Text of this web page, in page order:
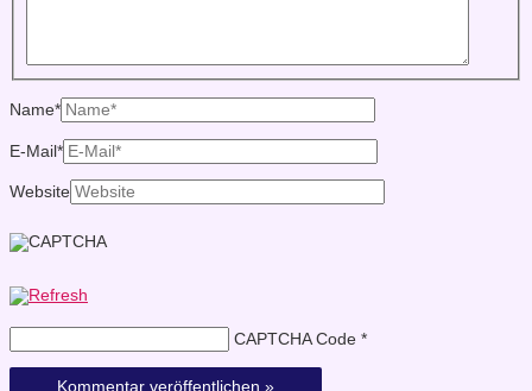
Name*
E-Mail*
Website
CAPTCHA Code *